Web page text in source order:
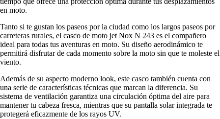
en moto.
Tanto si te gustan los paseos por la ciudad como los largos paseos por
carreteras rurales, el casco de moto jet Nox N 243 es el compañero
ideal para todas tus aventuras en moto. Su diseño aerodinámico te
permitirá disfrutar de cada momento sobre la moto sin que te moleste el
viento.
Además de su aspecto moderno look, este casco también cuenta con
una serie de características técnicas que marcan la diferencia. Su
sistema de ventilación garantiza una circulación óptima del aire para
mantener tu cabeza fresca, mientras que su pantalla solar integrada te
protegerá eficazmente de los rayos UV.